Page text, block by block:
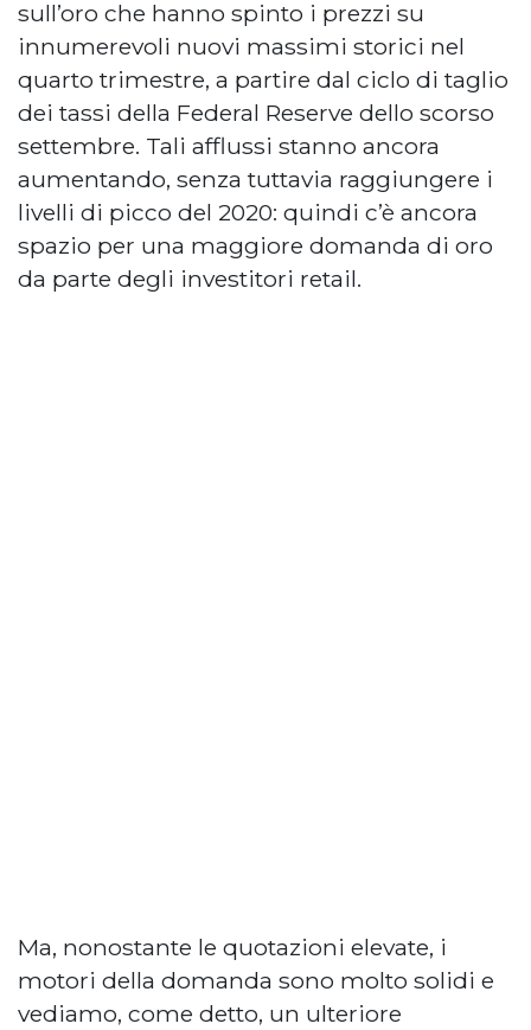
sull’oro che hanno spinto i prezzi su
innumerevoli nuovi massimi storici nel
quarto trimestre, a partire dal ciclo di taglio
dei tassi della Federal Reserve dello scorso
settembre. Tali afflussi stanno ancora
aumentando, senza tuttavia raggiungere i
livelli di picco del 2020: quindi c’è ancora
spazio per una maggiore domanda di oro
da parte degli investitori retail.
Ma, nonostante le quotazioni elevate, i
motori della domanda sono molto solidi e
vediamo, come detto, un ulteriore